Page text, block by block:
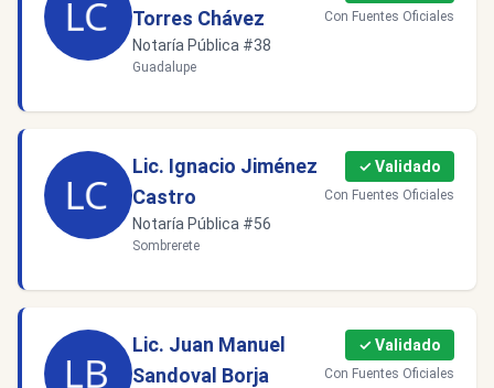
Torres Chávez
Notaría Pública #38
Guadalupe
Con Fuentes Oficiales
Lic. Ignacio Jiménez
Castro
Notaría Pública #56
Sombrerete
✓ Validado
Con Fuentes Oficiales
Lic. Juan Manuel
Sandoval Borja
✓ Validado
Con Fuentes Oficiales